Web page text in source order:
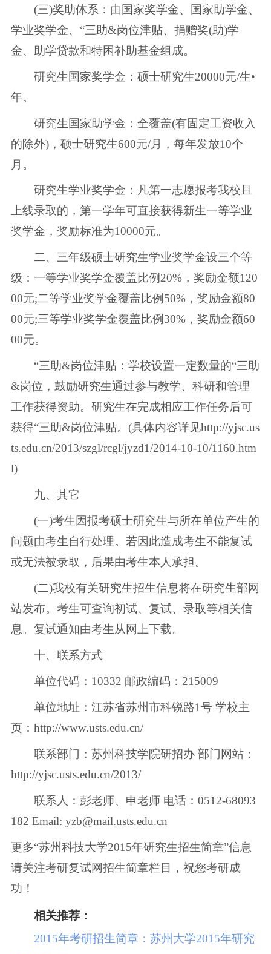
(三)奖助体系：由国家奖学金、国家助学金、
学业奖学金、“三助&岗位津贴、捐赠奖(助)学
金、助学贷款和特困补助基金组成。
研究生国家奖学金：硕士研究生20000元/生•
年。
研究生国家助学金：全覆盖(有固定工资收入
的除外)，硕士研究生600元/月，每年发放10个
月。
研究生学业奖学金：凡第一志愿报考我校且
上线录取的，第一学年可直接获得新生一等学业
奖学金，奖励标准为10000元。
二、三年级硕士研究生学业奖学金设三个等
级：一等学业奖学金覆盖比例20%，奖励金额120
00元;二等学业奖学金覆盖比例50%，奖励金额80
00元;三等学业奖学金覆盖比例30%，奖励金额60
00元。
“三助&岗位津贴：学校设置一定数量的“三助
&岗位，鼓励研究生通过参与教学、科研和管理
工作获得资助。研究生在完成相应工作任务后可
获得“三助&岗位津贴。(具体内容详见http://yjsc.us
ts.edu.cn/2013/szgl/rcgl/jyzd1/2014-10-10/1160.htm
l)
九、其它
(一)考生因报考硕士研究生与所在单位产生的
问题由考生自行处理。若因此造成考生不能复试
或无法被录取，后果由考生本人承担。
(二)我校有关研究生招生信息将在研究生部网
站发布。考生可查询初试、复试、录取等相关信
息。复试通知由考生从网上下载。
十、联系方式
单位代码：10332 邮政编码：215009
单位地址：江苏省苏州市科锐路1号 学校主
页：http://www.usts.edu.cn/
联系部门：苏州科技学院研招办 部门网站：
http://yjsc.usts.edu.cn/2013/
联系人：彭老师、申老师 电话：0512-68093
182 Email: yzb@mail.usts.edu.cn
更多“苏州科技大学2015年研究生招生简章”信息
请关注考研复试网招生简章栏目，祝您考研成
功！
相关推荐：
2015年考研招生简章：苏州大学2015年研究